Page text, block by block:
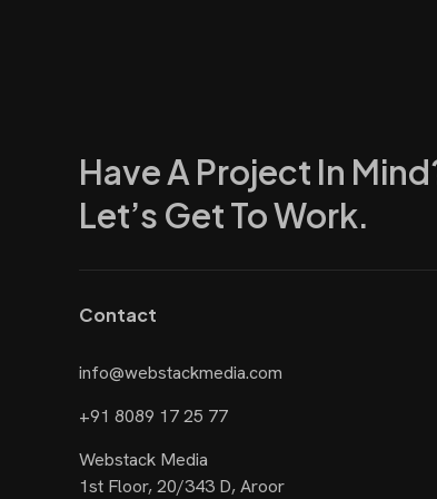
Have A Project In
Let’s Get To Work.
Contact
info@webstackmedia.com
+91 8089 17 25 77
Webstack Media
1st Floor, 20/343 D, Aroor